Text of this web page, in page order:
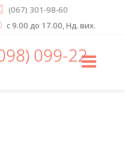
(067) 301-98-60
с 9.00 до 17.00, Нд. вих.
099-22-